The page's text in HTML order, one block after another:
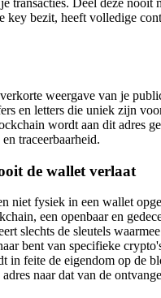
transacties. Deel deze nooit
key bezit, heeft volledige
weergave van je
en letters die uniek zijn
wordt aan dit adres
traceerbaarheid.
de wallet verlaat
niet fysiek in een wallet
een openbaar en
slechts de sleutels
bent van specifieke
in feite de eigendom op de
naar dat van de